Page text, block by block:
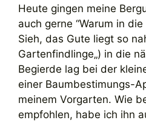
Heute gingen meine
auch gerne “Warum in
Sieh, das Gute liegt so
Gartenfindlinge„) in die
Begierde lag bei der
einer Baumbestimungs-
meinem Vorgarten. Wie
empfohlen, habe ich ihn